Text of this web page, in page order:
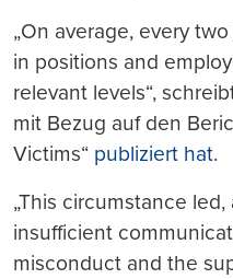
„On average, every
in positions and
relevant levels“,
mit Bezug auf den
Victims“ publiziert hat.
„This circumstance
insufficient
misconduct and the